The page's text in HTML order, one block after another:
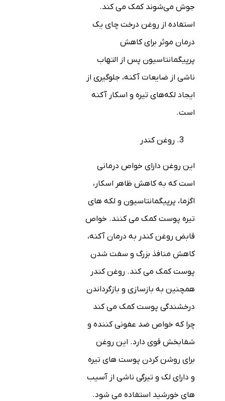
جوش می‌شوند کمک می کند.
استفاده از روغن درخت چای یک
درمان موثر برای کاهش
پرپیگمانتاسیون پس از التهاب
ناشی از ضایعات آکنه، جلوگیری از
ایجاد لکه‌های تیره و اسکار آکنه
است.
روغن کندر
این روغن دارای خواص درمانی
است که به کاهش ظاهر اسکار،
اگزما، پرپیگمانتاسیون و لکه های
تیره پوست کمک می کنند. خواص
قابض روغن کندر به درمان آکنه،
کاهش منافذ بزرگ و سفت شدن
پوست کمک می کند. روغن کندر
همچنین به بازسازی و بازگرداندن
درخشندگی پوست کمک می کند
چرا که خواص ضد عفونی کننده و
شفابخش قوی دارد. این روغن
برای روشن کردن پوست های تیره
و دارای لک و تیرگی ناشی از آسیب
های خورشید استفاده می شود.